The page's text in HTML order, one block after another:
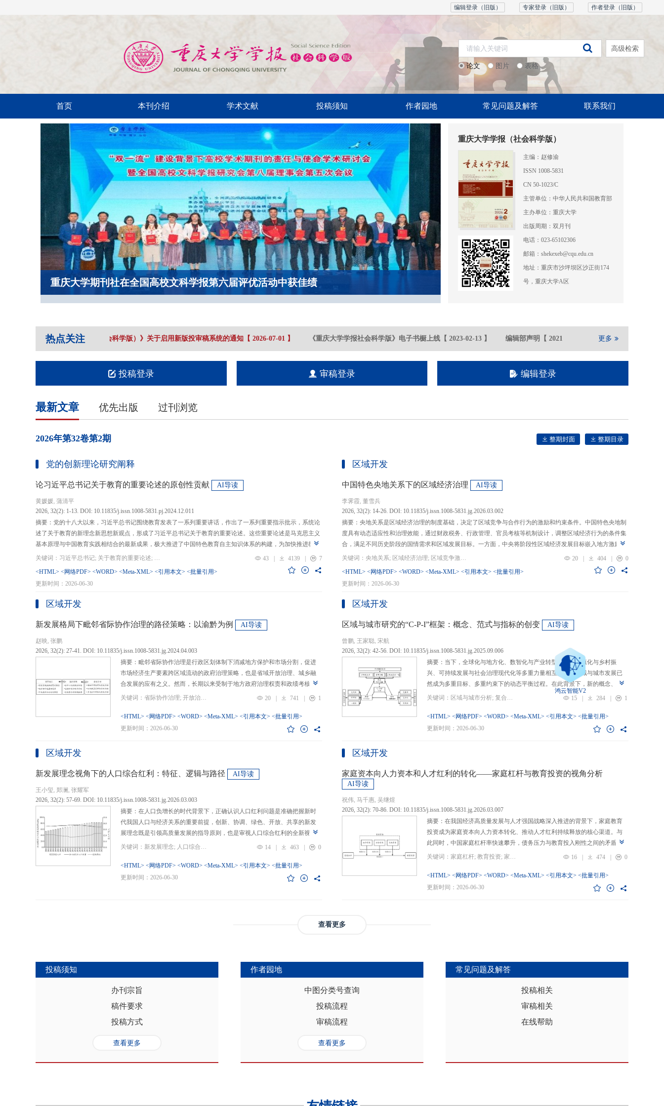
作者登录（旧版）
专家登录（旧版）
编辑登录（旧版）
论文 图片 表格
高级检索
首页 本刊介绍 学术文献 投稿须知 作者园地 常见问题及解答 联系我们
重庆大学期刊社在全国高校文科学报第六届评优活动中获佳绩
重庆大学学报（社会科学版）
主编：赵修渝
ISSN 1008-5831
CN 50-1023/C
主管单位：中华人民共和国教育部
主办单位：重庆大学
出版周期：双月刊
电话：023-65102306
邮箱：shekexeb@cqu.edu.cn
地址：重庆市沙坪坝区沙正街174
号，重庆大学A区
热点关注
《重庆大学学报（社会科学版）》关于启用新版投审稿系统的通知【 2026-07-01】 《重庆大学学报社会科学版》电子书橱上线【 2023-02-13】 编辑部声明【 2021-05 重庆大学期刊社在全
更多
投稿登录 审稿登录 编辑登录
最新文章 优先出版 过刊浏览
2026年第32卷第2期 整期封面 整期目录
党的创新理论研究阐释
论习近平总书记关于教育的重要论述的原创性贡献 AI导读
黄媛媛, 蒲清平
2026, 32(2): 1-13. DOI: 10.11835/j.issn.1008-5831.pj.2024.12.011
摘要：党的十八大以来，习近平总书记围绕教育发表了一系列重要讲话，作出了一系列重要指示批示，系统论
述了关于教育的新理念新思想新观点，形成了习近平总书记关于教育的重要论述。这些重要论述是马克思主义
基本原理与中国教育实践相结合的最新成果，极大推进了中国特色教育自主知识体系的构建，为加快推进教育
现代化、建设教育强国提供了强大思想武器和行动指南，作出了重大原创性贡献。这些原创性贡献主要体现
在：第一，从价值论角度明确了教育在党和国家事业发展全局中的战略定位，从政治价值、经济价值、文化价
值、社会价值、创新价值等五个方面创新性回答了新时代“为什么办教育”的战略问题；第二，从认识论角度赋
予了新时代教育发展的多重内涵，深刻揭示其根本性质、根本保证、根本任务、时代使命、最终目的，创新性
回答了新时代“办什么样的教育”的根本问题；第三，从方法论角度立足基本国情遵循教育规律，提出了深化教
育改革创新的总体思路和战略部署，涵盖教育地位的确立、教育道路的选择、教育动力的激发、教育路径的规
划以及教育主体的培育，创新性回答了新时代“怎么办教育”的实践问题。
关键词：习近平总书记; 关于教育的重要论述; 教育强国; 《论教育》; 教育新质生产力; 教育人工智能 43 | 4139 |
7
<HTML> <网络PDF> <WORD> <Meta-XML> <引用本文> <批量引用>
更新时间：2026-06-30
区域开发
中国特色央地关系下的区域经济治理 AI导读
李霁霞, 董雪兵
2026, 32(2): 14-26. DOI: 10.11835/j.issn.1008-5831.jg.2026.03.002
摘要：央地关系是区域经济治理的制度基础，决定了区域竞争与合作行为的激励和约束条件。中国特色央地制
度具有动态适应性和治理效能，通过财政税务、行政管理、官员考核等机制设计，调整区域经济行为的条件集
合，满足不同历史阶段的国情需求和区域发展目标。一方面，中央将阶段性区域经济发展目标嵌入地方激励机
制，引导区域竞争策略转变，包括竞争标的从“为增长而竞争”转向“为发展而竞争”，支出行为从“重建设、轻民
生”转向“基本公共服务均等化”，发展模式从“地方保护”转向“发挥比较优势”，以区域竞争激励和竞争策略优化
提升区域经济治理效率。另一方面，中央通过对口支援、一体化合作、主体功能区建设等制度安排，在保留区
域竞争激励的同时，降低区域合作成本，提高区域合作收益，形成优势互补、规模效益最大化、外部性内部化
等跨区域合作模式，实现国家治理和区域治理效率的统一。在区域经济格局深刻变革与国内发展目标转型升级
的背景下，区域经济治理面临新形势与新挑战。未来区域经济治理研究应聚焦数字时代区域协调发展、因地制
宜发展新质生产力、构建全国统一大市场等重大现实问题，从新治理主体、新发展目标、新治理工具等维度深
化探索，进一步丰富和完善中国特色区域经济治理理论体系，为新时代区域协调发展与区域高质量发展提供学
理支撑。
关键词：央地关系; 区域经济治理; 区域竞争激励; 跨区域合作 20 | 404 |
0
<HTML> <网络PDF> <WORD> <Meta-XML> <引用本文> <批量引用>
更新时间：2026-06-30
区域开发
新发展格局下毗邻省际协作治理的路径策略：以渝黔为例 AI导读
赵映, 张鹏
2026, 32(2): 27-41. DOI: 10.11835/j.issn.1008-5831.jg.2024.04.003
摘要：毗邻省际协作治理是行政区划体制下消减地方保护和市场分割，促进
市场经济生产要素跨区域流动的政府治理策略，也是省域开放治理、城乡融
合发展的应有之义。然而，长期以来受制于地方政府治理权责和政绩考核的
行政区划界限，以及竞争性发展博弈中日渐固化的地方利益，毗邻省际协作
内需、畅通经济循环、建设全国统一大市场的政策导向，为毗邻省际协作治
理提供了新的机遇，借此探析其路径策略是构建新发展格局的内在要求和重
例，采用半结构化访谈法收集数据资料，探析新发展格局下毗邻省际协作治
理的路径策略。研究表明，毗邻省际协作治理是毗邻省（自治区、直辖市）
达成多向度的系统性治理行动过程。新发展格局下毗邻省际协作治理的路径
策略首先是厘清国家战略政策要求、省际协作发展需要，以及市场主体和民
众期望，凝聚利益相关主体的协作治理共识，明确毗邻省际协作治理是省域
开放治理必须积极作为的必答题。其次，统筹衔接国家战略政策与省域治理
规划，构建去中心化的组织结构总体布局，下好毗邻协作先行示范区创建、
网络协同治理的比较优势和互补功能，牵住“牛鼻子”工程，着重优化开放协作
机制和生态共保联治，促进基础设施和基本公共服务一体化，推动产业链整
关键词：省际协作治理; 开放治理; 行政区划; 统一大市场; 新发展格局 20 | 741 | 1
<HTML> <网络PDF> <WORD> <Meta-XML> <引用本文> <批量引用>
更新时间：2026-06-30
区域开发
区域与城市研究的“C-P-I”框架：概念、范式与指标的创变 AI导读
曾鹏, 王家聪, 宋航
2026, 32(2): 42-56. DOI: 10.11835/j.issn.1008-5831.jg.2025.09.006
摘要：当下，全球化与地方化、数智化与产业转型、新型城镇化与乡村振
兴、可持续发展与社会治理现代化等多重力量相互交织，区域与城市发展已
然成为多重目标、多重约束下的动态平衡过程。在此背景下，新的概念、新
的要求、新的范围不断涌现，形成了以“A视角下的B”“面向A的B”“基于A的B”
而是蕴含了新的目标要求、关系规范或作用范围，代表了对区域与城市复杂
问题的新认知。然而，目前学术界对于这类复杂概念的综合评价研究相对滞
概念内涵关键方面，也缺乏系统检验。对此，文章提出区域与城市研究的“C-
重一致性，即确保概念界定与测量操作的逻辑统一。其次，在指标体系科学
构建上，采用多维交叉原则，深入交叉单元层面进行刻画；层级分解原则，
建立从目的层到场景层、要素层、观测层、指标层和说明层的系统结构；应
然实然一体原则，实现理论理想与现实测量的统一。最后，在具体指标可信
选择上，强调完备性，全面覆盖概念内涵；强调复合性，体现概念的交叉交
架不仅提供了评价复杂概念的工具，更蕴含促进复杂概念发现与再生产的机
制，能够推动区域分析从传统的、相对静态的、单一维度的模式，向更加动
关键词：区域与城市分析; 复合概念; “C-P-I”框架; 指标体系 15 | 284 | 1
<HTML> <网络PDF> <WORD> <Meta-XML> <引用本文> <批量引用>
更新时间：2026-06-30
区域开发
新发展理念视角下的人口综合红利：特征、逻辑与路径 AI导读
王小玺, 郑澜, 张耀军
2026, 32(2): 57-69. DOI: 10.11835/j.issn.1008-5831.jg.2026.03.003
摘要：在人口负增长的时代背景下，正确认识人口红利问题是准确把握新时
代我国人口与经济关系的重要前提，创新、协调、绿色、开放、共享的新发
展理念既是引领高质量发展的指导原则，也是审视人口综合红利的全新视
角。从内涵特征看，新时代的人口综合红利理论是在发展基础、核心理念和
位和发展进程，以人口数量、结构、素质、分布等人口条件为基础，以新发
展理念为导向，通过政策措施的适应性调整从而培育、巩固和收获人口优
中，既要立足当下人口负增长的现实，充分挖掘和利用现有人口条件，也要
放眼未来人口发展趋势，积极挖掘、培育人口结构优化红利、人口素质提升
红利和人口合理分布红利，以相关政策制度的调整完善为路径，引导人口发
展符合创新、协调、绿色、开放、共享的理念需求，积极回应人口发展的趋
势性特征和高质量发展的目标任务，通过进一步完善生育养老政策、推进教
育强国建设、优化城镇格局体系，以人口与经济高质量发展支撑中国式现代
关键词：新发展理念; 人口综合红利; 高质量发展; 人口政策; 中国式现代化 14 | 463 | 0
<HTML> <网络PDF> <WORD> <Meta-XML> <引用本文> <批量引用>
更新时间：2026-06-30
区域开发
家庭资本向人力资本和人才红利的转化——家庭杠杆与教育投资的视角分析
AI导读
祝伟, 马千惠, 吴继煜
2026, 32(2): 70-86. DOI: 10.11835/j.issn.1008-5831.jg.2026.03.007
摘要：在我国经济高质量发展与人才强国战略深入推进的背景下，家庭教育
投资成为家庭资本向人力资本转化、推动人才红利持续释放的核心渠道。与
此同时，中国家庭杠杆率快速攀升，债务压力与教育投入刚性之间的矛盾日
益凸显，二者的互动关系直接关系到人力资本积累效率、教育公平与家庭金
育投资的作用机制，且普遍忽视家庭经济、社会、文化资本的综合调节效应
与多维度异质性特征。基于此，文章利用2017年和2019年中国家庭金融调查
弱，表明资本充裕家庭可依靠自有资源满足教育需求，降低对债务融资的依
赖。第三，异质性分析结果显示，债务多元化水平较低、主要依赖内源融资
以及城镇的家庭在杠杆上升时更倾向于增加更多的教育投资。第四，进一步
讨论后发现，家庭杠杆与教育投资之间存在倒“U”型的非线性关系，当家庭财
务压力较轻时，杠杆上升会促使家庭增加教育投入，但财务负担过重时则导
致教育支出削减，说明适度杠杆可缓解流动性约束并支撑教育投入，而过度
关键词：家庭杠杆; 教育投资; 家庭资本; 家庭债务结构; CHFS 16 | 474 | 0
<HTML> <网络PDF> <WORD> <Meta-XML> <引用本文> <批量引用>
更新时间：2026-06-30
查看更多
投稿须知
办刊宗旨
稿件要求
投稿方式
查看更多
作者园地
中图分类号查询
投稿流程
审稿流程
查看更多
常见问题及解答
投稿相关
审稿相关
在线帮助
鸿云智能V2